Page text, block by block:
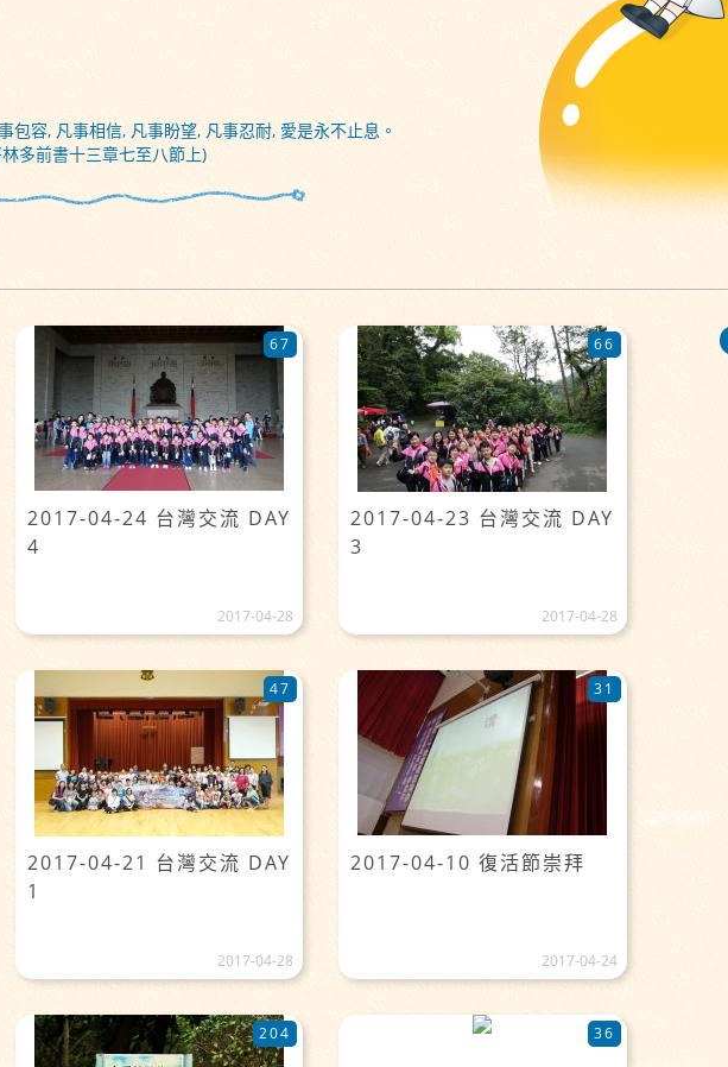
包容, 凡事相信, 凡事盼望, 凡事忍耐, 愛是永不止息。
多前書十三章七至八節上)
2017-04-24 台灣交流 DAY
4
67
2017-04-28
2017-04-23 台灣交流 DAY
3
66
2017-04-28
2017-04-21 台灣交流 DAY
1
47
2017-04-28
2017-04-10 復活節崇拜
31
2017-04-24
204 36
PC版顯示